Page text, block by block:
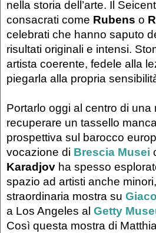
nella storia dell’arte. Il
consacrati come Rubens o
celebrati che hanno saputo
risultati originali e intensi.
artista coerente, fedele alla
piegarla alla propria
Portarlo oggi al centro di
recuperare un tassello
prospettiva sul barocco
vocazione di Brescia Musei
Karadjov ha spesso
spazio ad artisti anche
straordinaria mostra su
a Los Angeles al Getty
Così questa mostra di